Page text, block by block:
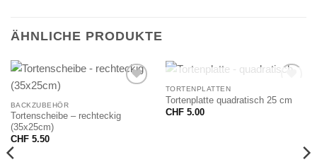
ÄHNLICHE PRODUKTE
BACKZUBEHÖR
Tortenscheibe – rechteckig
(35x25cm)
CHF5.50
NICHT VORRÄTIG
TORTENPLATTEN
Tortenplatte quadratisch 25 cm
CHF5.00